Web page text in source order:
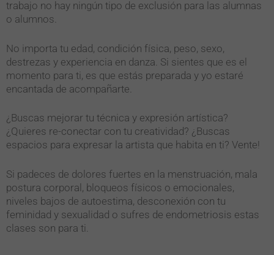
trabajo no hay ningún tipo de exclusión para las alumnas
o alumnos.
No importa tu edad, condición física, peso, sexo,
destrezas y experiencia en danza. Si sientes que es el
momento para ti, es que estás preparada y yo estaré
encantada de acompañarte.
¿Buscas mejorar tu técnica y expresión artística?
¿Quieres re-conectar con tu creatividad? ¿Buscas
espacios para expresar la artista que habita en ti? Vente!
Si padeces de dolores fuertes en la menstruación, mala
postura corporal, bloqueos físicos o emocionales,
niveles bajos de autoestima, desconexión con tu
feminidad y sexualidad o sufres de endometriosis estas
clases son para ti.